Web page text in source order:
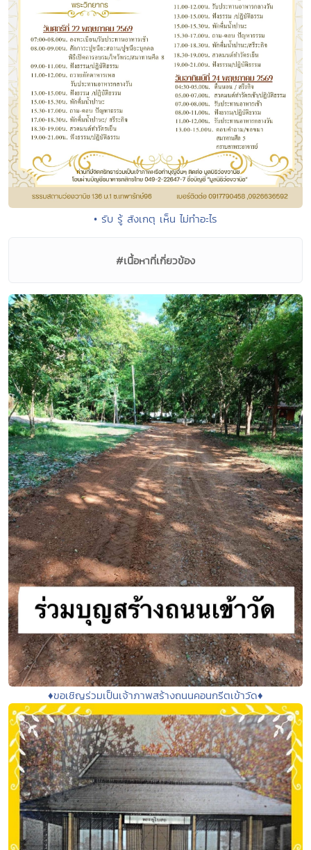
• รับ รู้ สังเกตุ เห็น ไม่ทำอะไร
#เนื้อหาที่เกี่ยวข้อง
♦️ขอเชิญร่วมเป็นเจ้าภาพสร้างถนนคอนกรีตเข้าวัด♦️